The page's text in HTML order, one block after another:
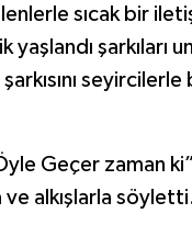
sıcak bir
yaşlandı şarkıları
Geçer zaman
alkışlarla